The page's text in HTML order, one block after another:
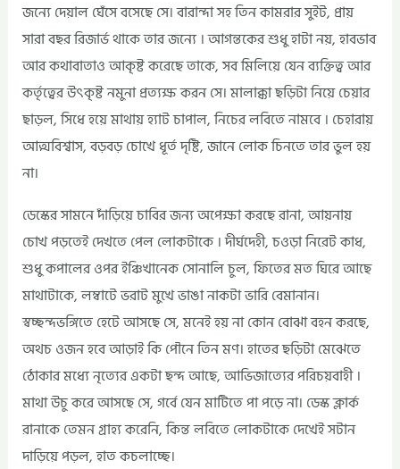
জন্যে দেয়াল ঘেঁসে বসেছে সে। বারান্দা সহ তিন কামরার সুইট, প্রায়
সারা বছর রিজার্ভ থাকে তার জন্যে । আগন্তকের শুধু হাটা নয়, হাবভাব
আর কথাবাতাও আকৃষ্ট করেছে তাকে, সব মিলিয়ে যেন ব্যক্তিত্ব আর
কর্তৃত্বের উৎকৃষ্ট নমুনা প্রত্যক্ষ করন সে। মালাক্কা ছড়িটা নিয়ে চেয়ার
ছাড়ল, সিধে হয়ে মাথায় হ্যাট চাপাল, নিচের লবিতে নামবে । চেহারায়
আত্মবিশ্বাস, বড়বড় চোখে ধূর্ত দৃষ্টি, জানে লোক চিনতে তার ভুল হয়
না।
ডেস্কের সামনে দাঁড়িয়ে চাবির জন্য অপেক্ষা করছে রানা, আয়নায়
চোখ পড়তেই দেখতে পেল লোকটাকে । দীর্ঘদেহী, চওড়া নিরেট কাধ,
শুধু কপালের ওপর ইঞ্চিখানেক সোনালি চুল, ফিতের মত ঘিরে আছে
মাথাটাকে, লম্বাটে ভরাট মুখে ভাঙা নাকটা ভারি বেমানান।
স্বচ্ছন্দভঙ্গিতে হেটে আসছে সে, মনেই হয় না কোন বোঝা বহন করছে,
অথচ ওজন হবে আড়াই কি পৌনে তিন মণ। হাতের ছড়িটা মেঝেতে
ঠোকার মধ্যে নৃত্যের একটা ছন্দ আছে, আভিজাত্যের পরিচয়বাহী ।
মাথা উচু করে আসছে সে, গর্বে যেন মাটিতে পা পড়ে না। ডেস্ক ক্লার্ক
রানাকে তেমন গ্রাহ্য করেনি, কিন্ত লবিতে লোকটাকে দেখেই সটান
দাড়িয়ে পড়ল, হাত কচলাচ্ছে।